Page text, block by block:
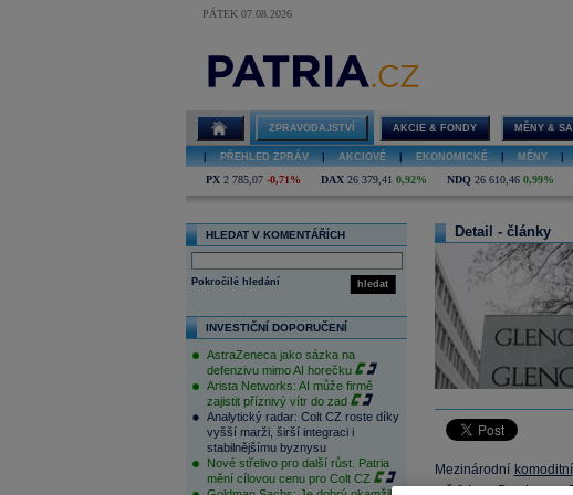
PÁTEK 07.08.2026
ZPRAVODAJSTVÍ AKCIE & FONDY MĚNY &
PŘEHLED ZPRÁV AKCIOVÉ EKONOMICKÉ MĚNY
PX 2 785,07 -0,71% DAX 26 379,41 0,92% NDQ 26 610,46 0,99%
HLEDAT V KOMENTÁŘÍCH
hledat
Pokročilé hledání
INVESTIČNÍ DOPORUČENÍ
AstraZeneca jako sázka na
defenzivu mimo AI horečku
Arista Networks: AI může firmě
zajistit příznivý vítr do zad
Analytický radar: Colt CZ roste díky
vyšší marži, širší integraci i
stabilnějšímu byznysu
Nové střelivo pro další růst. Patria
mění cílovou cenu pro Colt CZ
Detail - články
Mezinárodní komoditní
měďLas Bambas v